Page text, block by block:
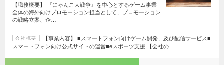
【職務概要】 『にゃんこ大戦争』を中心とするゲーム事業
全体の海外向けプロモーション担当として、プロモーション
の戦略立案、企…
会社概要
【事業内容】 ■スマートフォン向けゲーム開発、及び配信サービス■
スマートフォン向け公式サイトの運営■eスポーツ支援 【会社の…